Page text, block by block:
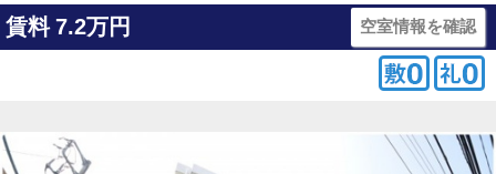
賃料 7.2万円 空室情報を確認